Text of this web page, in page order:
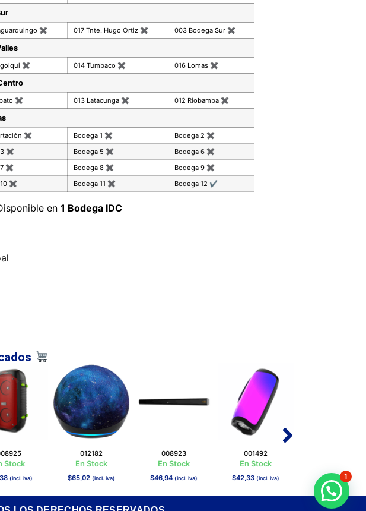
✖ 017 Tnte. Hugo Ortiz ✖ 003 Bodega Sur ✖
✖ 014 Tumbaco ✖ 016 Lomas ✖
✖ 013 Latacunga ✖ 012 Riobamba ✖
✖ Bodega 1 ✖ Bodega 2 ✖
✖ Bodega 5 ✖ Bodega 6 ✖
✖ Bodega 8 ✖ Bodega 9 ✖
✖ Bodega 11 ✖ Bodega 12 ✔
en 1 Bodega IDC
Stock
(incl. iva)
012182
En Stock
$65,02 (incl. iva)
008923
En Stock
$46,94 (incl. iva)
001492
En Stock
$42,33 (incl. iva) $40,28 (incl. iva)
1